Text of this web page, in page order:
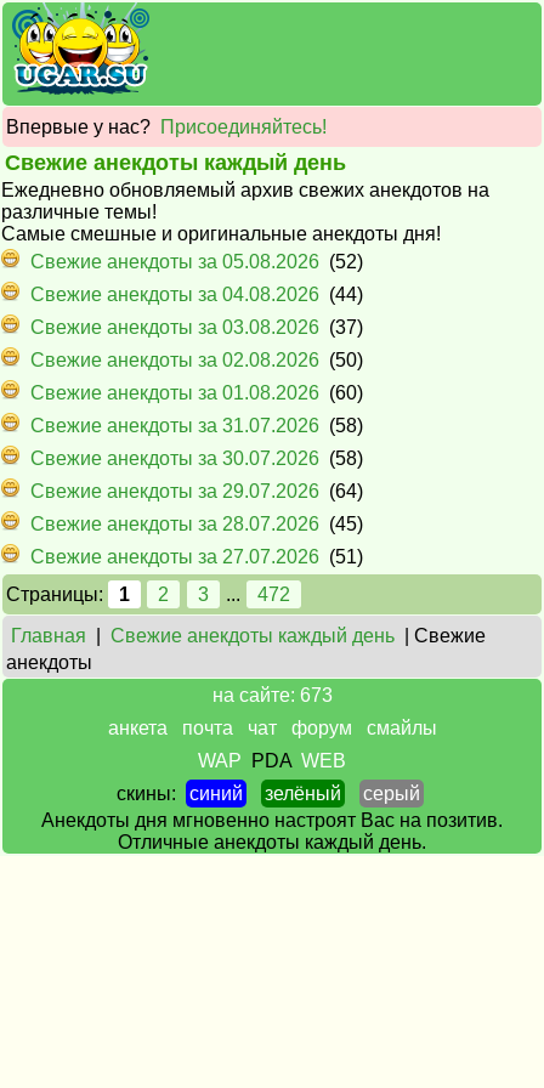
Впервые у нас? Присоединяйтесь!
Свежие анекдоты каждый день
Ежедневно обновляемый архив свежих анекдотов на
различные темы!
Самые смешные и оригинальные анекдоты дня!
Свежие анекдоты за 05.08.2026 (52)
Свежие анекдоты за 04.08.2026 (44)
Свежие анекдоты за 03.08.2026 (37)
Свежие анекдоты за 02.08.2026 (50)
Свежие анекдоты за 01.08.2026 (60)
Свежие анекдоты за 31.07.2026 (58)
Свежие анекдоты за 30.07.2026 (58)
Свежие анекдоты за 29.07.2026 (64)
Свежие анекдоты за 28.07.2026 (45)
Свежие анекдоты за 27.07.2026 (51)
Страницы:
1 2 3 ...
472
Главная
Свежие анекдоты каждый день
| Свежие
анекдоты
на сайте: 673
анкета
почта чат форум
смайлы
WAP
PDA WEB
скины:
синий зелёный
серый
Анекдоты дня мгновенно настроят Вас на позитив.
Отличные анекдоты каждый день.